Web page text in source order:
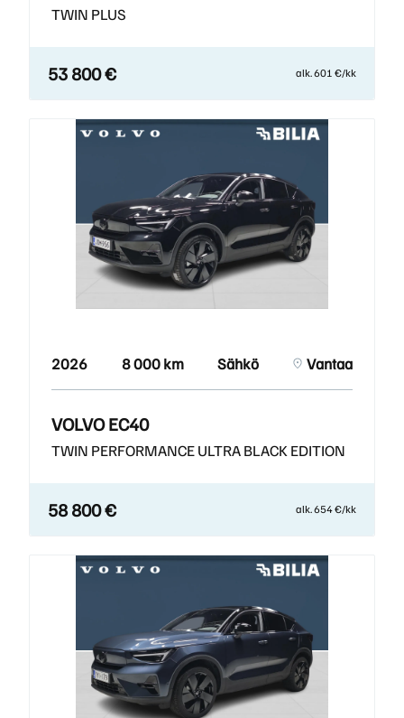
TWIN PLUS
53 800 € alk. 601 €/kk
2026 8 000 km Sähkö Vantaa
VOLVO EC40
TWIN PERFORMANCE ULTRA BLACK EDITION
58 800 € alk. 654 €/kk